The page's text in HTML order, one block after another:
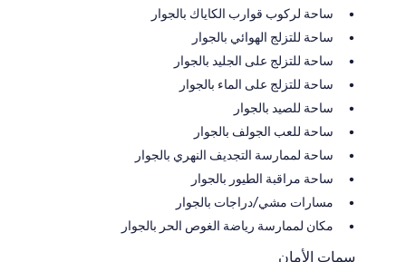
ساحة لركوب قوارب الكاياك بالجوار
ساحة للتزلج الهوائي بالجوار
ساحة للتزلج على الجليد بالجوار
ساحة للتزلج على الماء بالجوار
ساحة للصيد بالجوار
ساحة للعب الجولف بالجوار
ساحة لممارسة التجديف النهري بالجوار
ساحة مراقبة الطيور بالجوار
مسارات مشي/دراجات بالجوار
مكان لممارسة رياضة الغوص الحر بالجوار
سمات الأمان